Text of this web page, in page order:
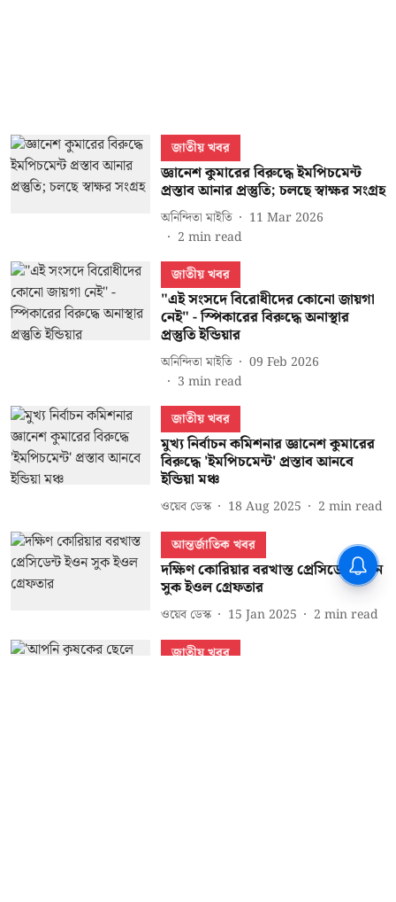
জাতীয় খবর
জ্ঞানেশ কুমারের বিরুদ্ধে ইমপিচমেন্ট
প্রস্তাব আনার প্রস্তুতি; চলছে স্বাক্ষর সংগ্রহ
অনিন্দিতা মাইতি
11 Mar 2026
2 min read
জাতীয় খবর
"এই সংসদে বিরোধীদের কোনো জায়গা
নেই" - স্পিকারের বিরুদ্ধে অনাস্থার
প্রস্তুতি ইন্ডিয়ার
অনিন্দিতা মাইতি
09 Feb 2026
3 min read
জাতীয় খবর
মুখ্য নির্বাচন কমিশনার জ্ঞানেশ কুমারের
বিরুদ্ধে 'ইমপিচমেন্ট' প্রস্তাব আনবে
ইন্ডিয়া মঞ্চ
ওয়েব ডেস্ক 18 Aug 2025 2 min read
আন্তর্জাতিক খবর
দক্ষিণ কোরিয়ার বরখাস্ত প্রেসিডেন্ট ইওন
সুক ইওল গ্রেফতার
ওয়েব ডেস্ক 15 Jan 2025 2 min read
জাতীয় খবর